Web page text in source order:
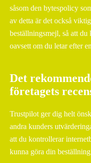
såsom den bytespolicy
av detta är det också
beställningsmejl, så att du
oavsett om du letar efter
Det
företagets
Trustpilot ger dig helt
andra kunders
att du kontrollerar
kunna göra din